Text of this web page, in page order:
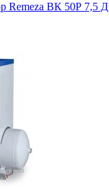
Remeza ВК 50Р 7,5 Д